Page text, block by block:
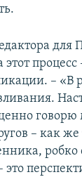
этот
– «В
– как